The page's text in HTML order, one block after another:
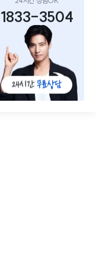
1833-3504